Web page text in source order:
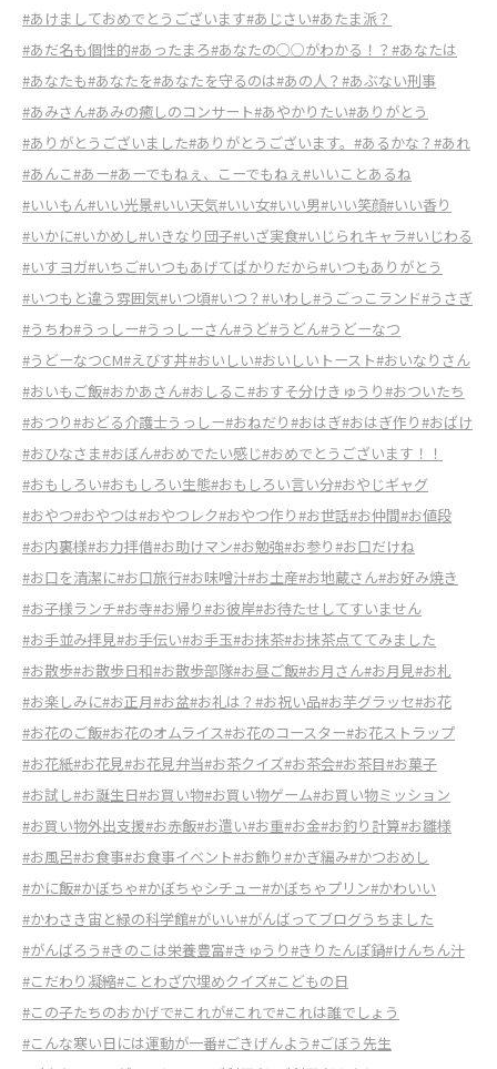
#あけましておめでとうございます#あじさい#あたま派？
#あだ名も個性的#あったまろ#あなたの○○がわかる！？ #あなたは
#あなたも#あなたを#あなたを守るのは#あの人？ #あぶない刑事
#あみさん#あみの癒しのコンサート#あやかりたい#ありがとう
#ありがとうございました#ありがとうございます。 #あるかな？ #あれ
#あんこ#あー#あーでもねぇ、こーでもねぇ #いいことあるね
#いいもん#いい光景#いい天気#いい女#いい男#いい笑顔#いい香り
#いかに#いかめし#いきなり団子#いざ実食#いじられキャラ#いじわる
#いすヨガ#いちご#いつもあげてばかりだから#いつもありがとう
#いつもと違う雰囲気#いつ頃#いつ？ #いわし#うごっこランド#うさぎ
#うちわ#うっしー#うっしーさん#うど#うどん#うどーなつ
#うどーなつCM#えびす丼#おいしい#おいしいトースト#おいなりさん
#おいもご飯#おかあさん#おしるこ#おすそ分けきゅうり#おついたち
#おつり#おどる介護士うっしー#おねだり#おはぎ#おはぎ作り#おばけ
#おひなさま#おぼん#おめでたい感じ#おめでとうございます！！
#おもしろい#おもしろい生態#おもしろい言い分#おやじギャグ
#おやつ#おやつは#おやつレク#おやつ作り#お世話#お仲間#お値段
#お内裏様#お力拝借#お助けマン#お勉強#お参り#お口だけね
#お口を清潔に#お口旅行#お味噌汁#お土産#お地蔵さん#お好み焼き
#お子様ランチ#お寺#お帰り#お彼岸#お待たせしてすいません
#お手並み拝見#お手伝い#お手玉#お抹茶#お抹茶点ててみました
#お散歩#お散歩日和#お散歩部隊#お昼ご飯#お月さん#お月見#お札
#お楽しみに#お正月#お盆#お礼は？ #お祝い品#お芋グラッセ#お花
#お花のご飯#お花のオムライス#お花のコースター#お花ストラップ
#お花紙#お花見#お花見弁当#お茶クイズ#お茶会#お茶目#お菓子
#お試し#お誕生日#お買い物#お買い物ゲーム#お買い物ミッション
#お買い物外出支援#お赤飯#お遣い#お重#お金#お釣り計算#お雛様
#お風呂#お食事#お食事イベント#お飾り#かぎ編み#かつおめし
#かに飯#かぼちゃ#かぼちゃシチュー#かぼちゃプリン#かわいい
#かわさき宙と緑の科学館#がいい#がんばってブログうちました
#がんばろう#きのこは栄養豊富#きゅうり#きりたんぽ鍋#けんちん汁
#こだわり凝縮#ことわざ穴埋めクイズ#こどもの日
#この子たちのおかげで#これが#これで#これは誰でしょう
#こんな寒い日には運動が一番#ごきげんよう#ごぼう先生